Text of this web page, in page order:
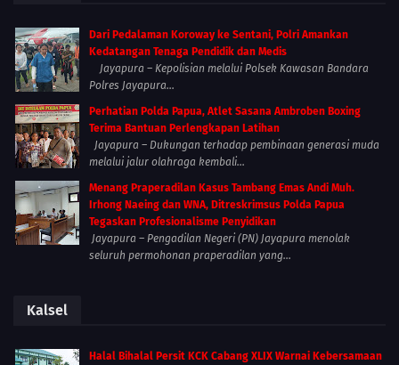
Dari Pedalaman Koroway ke Sentani, Polri Amankan
Kedatangan Tenaga Pendidik dan Medis
Jayapura – Kepolisian melalui Polsek Kawasan Bandara
Polres Jayapura...
Perhatian Polda Papua, Atlet Sasana Ambroben Boxing
Terima Bantuan Perlengkapan Latihan
Jayapura – Dukungan terhadap pembinaan generasi muda
melalui jalur olahraga kembali...
Menang Praperadilan Kasus Tambang Emas Andi Muh.
Irhong Naeing dan WNA, Ditreskrimsus Polda Papua
Tegaskan Profesionalisme Penyidikan
Jayapura – Pengadilan Negeri (PN) Jayapura menolak
seluruh permohonan praperadilan yang...
Kalsel
Halal Bihalal Persit KCK Cabang XLIX Warnai Kebersamaan